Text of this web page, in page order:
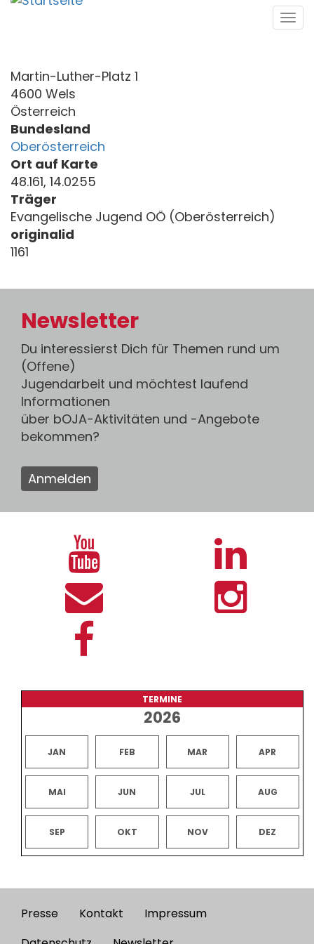
Direkt
Martin-Luther-Platz 1
4600 Wels
Österreich
Bundesland
Oberösterreich
Ort auf Karte
48.161, 14.0255
Träger
Evangelische Jugend OÖ (Oberösterreich)
originalid
1161
Newsletter
Du interessierst Dich für Themen rund um
(Offene)
Jugendarbeit und möchtest laufend
Informationen
über bOJA-Aktivitäten und -Angebote
bekommen?
Anmelden
TERMINE
2026
JAN FEB MAR APR
MAI JUN JUL AUG
SEP OKT NOV DEZ
Footer
Presse Kontakt
Impressum